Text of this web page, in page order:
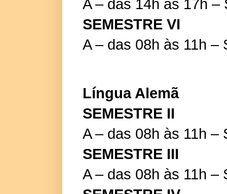
A – das 14h às 17h –
SEMESTRE VI
A – das 08h às 11h –
Língua Alemã
SEMESTRE II
A – das 08h às 11h –
SEMESTRE III
A – das 08h às 11h –